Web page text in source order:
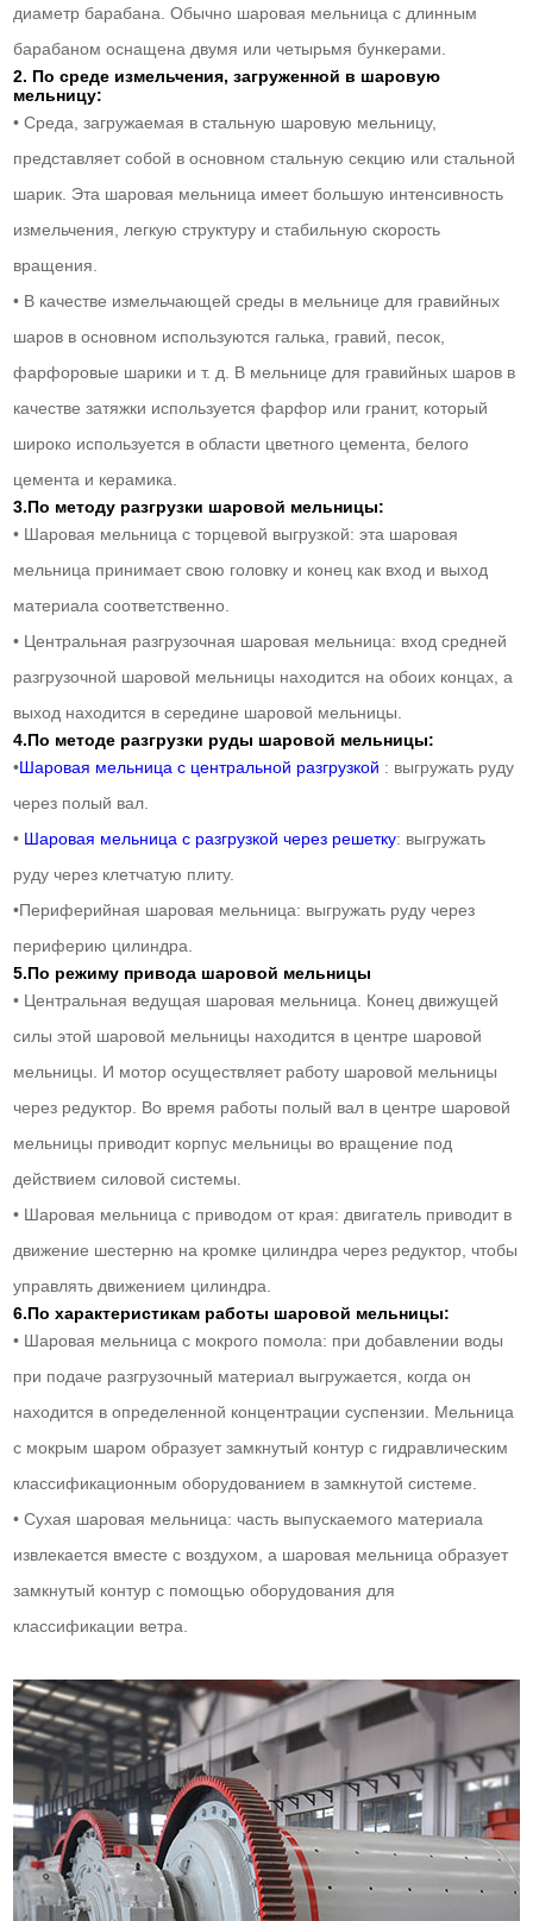
диаметр барабана. Обычно шаровая мельница с длинным
барабаном оснащена двумя или четырьмя бункерами.
2. По среде измельчения, загруженной в шаровую
мельницу:
• Среда, загружаемая в стальную шаровую мельницу,
представляет собой в основном стальную секцию или стальной
шарик. Эта шаровая мельница имеет большую интенсивность
измельчения, легкую структуру и стабильную скорость
вращения.
• В качестве измельчающей среды в мельнице для гравийных
шаров в основном используются галька, гравий, песок,
фарфоровые шарики и т. д. В мельнице для гравийных шаров в
качестве затяжки используется фарфор или гранит, который
широко используется в области цветного цемента, белого
цемента и керамика.
3.По методу разгрузки шаровой мельницы:
• Шаровая мельница с торцевой выгрузкой: эта шаровая
мельница принимает свою головку и конец как вход и выход
материала соответственно.
• Центральная разгрузочная шаровая мельница: вход средней
разгрузочной шаровой мельницы находится на обоих концах, а
выход находится в середине шаровой мельницы.
4.По методе разгрузки руды шаровой мельницы:
•Шаровая мельница с центральной разгрузкой : выгружать руду
через полый вал.
• Шаровая мельница с разгрузкой через решетку: выгружать
руду через клетчатую плиту.
•Периферийная шаровая мельница: выгружать руду через
периферию цилиндра.
5.По режиму привода шаровой мельницы
• Центральная ведущая шаровая мельница. Конец движущей
силы этой шаровой мельницы находится в центре шаровой
мельницы. И мотор осуществляет работу шаровой мельницы
через редуктор. Во время работы полый вал в центре шаровой
мельницы приводит корпус мельницы во вращение под
действием силовой системы.
• Шаровая мельница с приводом от края: двигатель приводит в
движение шестерню на кромке цилиндра через редуктор, чтобы
управлять движением цилиндра.
6.По характеристикам работы шаровой мельницы:
• Шаровая мельница с мокрого помола: при добавлении воды
при подаче разгрузочный материал выгружается, когда он
находится в определенной концентрации суспензии. Мельница
с мокрым шаром образует замкнутый контур с гидравлическим
классификационным оборудованием в замкнутой системе.
• Сухая шаровая мельница: часть выпускаемого материала
извлекается вместе с воздухом, а шаровая мельница образует
замкнутый контур с помощью оборудования для
классификации ветра.